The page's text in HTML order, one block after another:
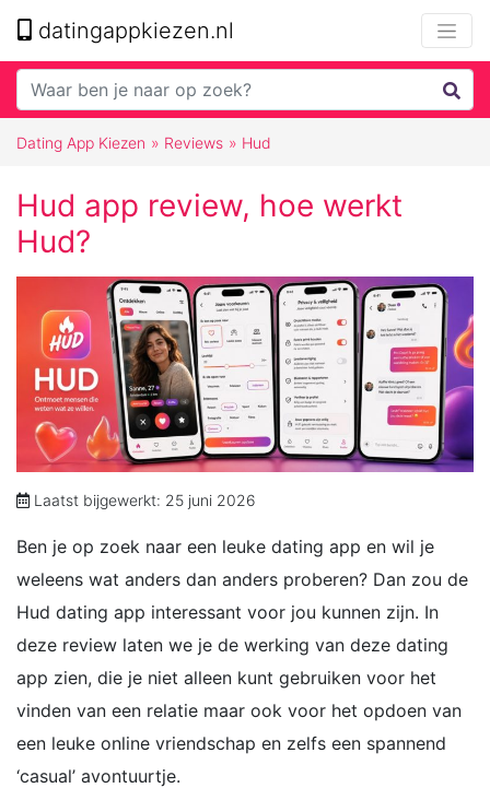
datingappkiezen.nl
Dating App Kiezen » Reviews » Hud
Hud app review, hoe werkt
Hud?
Laatst bijgewerkt: 25 juni 2026
Ben je op zoek naar een leuke dating app en wil je
weleens wat anders dan anders proberen? Dan zou de
Hud dating app interessant voor jou kunnen zijn. In
deze review laten we je de werking van deze dating
app zien, die je niet alleen kunt gebruiken voor het
vinden van een relatie maar ook voor het opdoen van
een leuke online vriendschap en zelfs een spannend
‘casual’ avontuurtje.